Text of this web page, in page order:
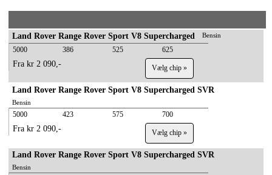
Land Rover Range Rover Sport V8 Supercharged Bensin
5000 386 525 625
Fra kr 2 090,- Vælg chip »
Land Rover Range Rover Sport V8 Supercharged SVR
Bensin
5000 423 575 700
Fra kr 2 090,- Vælg chip »
Land Rover Range Rover Sport V8 Supercharged SVR
Bensin